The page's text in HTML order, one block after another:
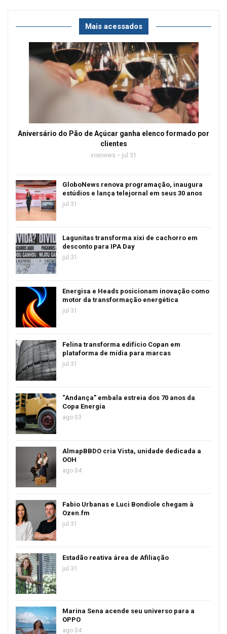
Mais acessados
Aniversário do Pão de Açúcar ganha elenco formado por
clientes
voxnews jul 31
GloboNews renova programação, inaugura
estúdios e lança telejornal em seus 30 anos
jul 31
Lagunitas transforma xixi de cachorro em
desconto para IPA Day
jul 31
Energisa e Heads posicionam inovação como
motor da transformação energética
jul 31
Felina transforma edifício Copan em
plataforma de mídia para marcas
jul 31
“Andança” embala estreia dos 70 anos da
Copa Energia
ago 03
AlmapBBDO cria Vista, unidade dedicada a
OOH
ago 04
Fabio Urbanas e Luci Bondiole chegam à
Ozen.fm
jul 31
Estadão reativa área de Afiliação
jul 31
Marina Sena acende seu universo para a
OPPO
ago 04